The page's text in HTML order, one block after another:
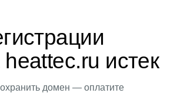
истек
домен — оплатите